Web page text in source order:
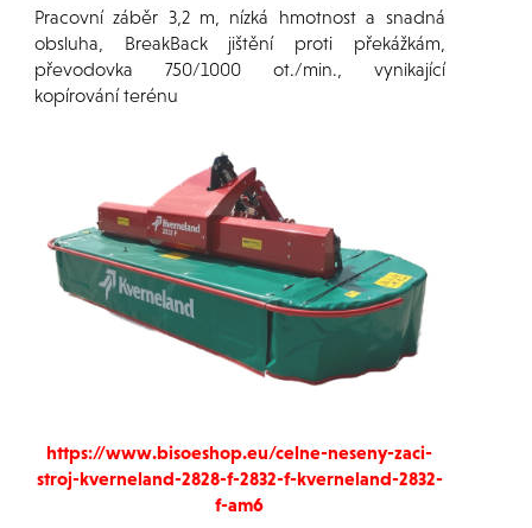
Pracovní záběr 3,2 m, nízká hmotnost a snadná
obsluha, BreakBack jištění proti překážkám,
převodovka 750/1000 ot./min., vynikající
kopírování terénu
https://www.bisoeshop.eu/celne-neseny-zaci-
stroj-kverneland-2828-f-2832-f-kverneland-2832-
f-am6